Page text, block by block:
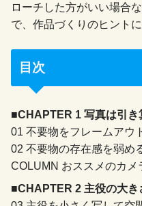
ローチした方がいい場合
で、作品づくりのヒント
目次
■CHAPTER 1 写真は引き
01 不要物をフレームアウ
02 不要物の存在感を弱め
COLUMN おススメのカ
■CHAPTER 2 主役の大き